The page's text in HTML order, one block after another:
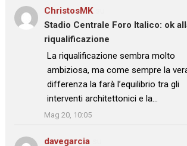
ChristosMKsu
Stadio Centrale Foro Italico: ok
riqualificazione
: “La riqualificazione sembra molto
ambiziosa, ma come sempre la
differenza la farà l’equilibrio tra gli
interventi architettonici e la…
”
Mag 20, 10:05
davegarcia